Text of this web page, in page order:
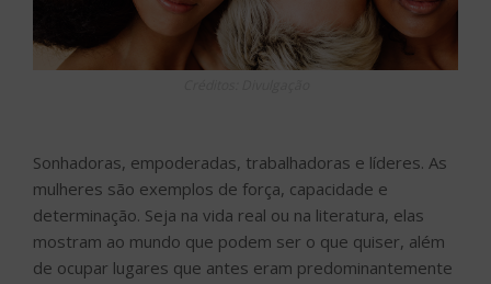
Sonhadoras, empoderadas, trabalhadoras e líderes. As
mulheres são exemplos de força, capacidade e
determinação. Seja na vida real ou na literatura, elas
mostram ao mundo que podem ser o que quiser, além
de ocupar lugares que antes eram predominantemente